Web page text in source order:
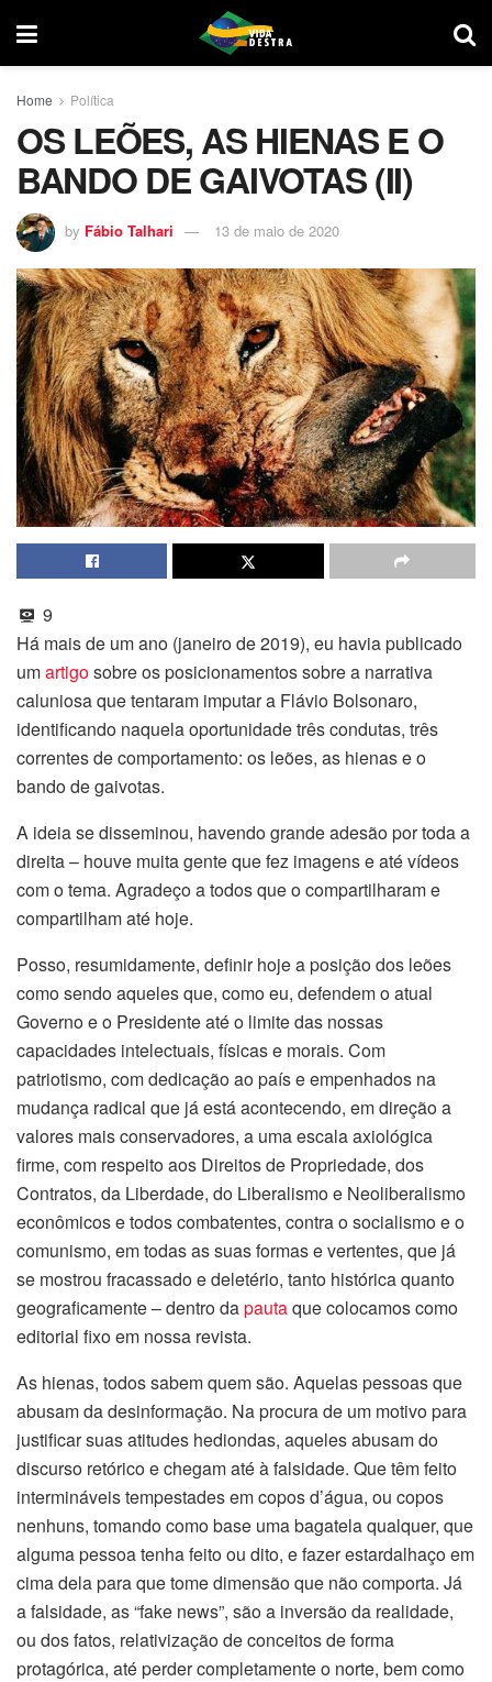
Home Política
OS LEÕES, AS HIENAS E O
BANDO DE GAIVOTAS (II)
by Fábio Talhari 13 de maio de 2020
9
Há mais de um ano (janeiro de 2019), eu havia publicado
umartigosobre os posicionamentos sobre a narrativa
caluniosa que tentaram imputar a Flávio Bolsonaro,
identificando naquela oportunidade três condutas, três
correntes de comportamento: os leões, as hienas e o
bando de gaivotas.
A ideia se disseminou, havendo grande adesão por toda a
direita – houve muita gente que fez imagens e até vídeos
com o tema. Agradeço a todos que o compartilharam e
compartilham até hoje.
Posso, resumidamente, definir hoje a posição dos leões
como sendo aqueles que, como eu, defendem o atual
Governo e o Presidente até o limite das nossas
capacidades intelectuais, físicas e morais. Com
patriotismo, com dedicação ao país e empenhados na
mudança radical que já está acontecendo, em direção a
valores mais conservadores, a uma escala axiológica
firme, com respeito aos Direitos de Propriedade, dos
Contratos, da Liberdade, do Liberalismo e Neoliberalismo
econômicos e todos combatentes, contra o socialismo e o
comunismo, em todas as suas formas e vertentes, que já
se mostrou fracassado e deletério, tanto histórica quanto
geograficamente – dentro dapautaque colocamos como
editorial fixo em nossa revista.
As hienas, todos sabem quem são. Aquelas pessoas que
abusam da desinformação. Na procura de um motivo para
justificar suas atitudes hediondas, aqueles abusam do
discurso retórico e chegam até à falsidade. Que têm feito
intermináveis tempestades em copos d’água, ou copos
nenhuns, tomando como base uma bagatela qualquer, que
alguma pessoa tenha feito ou dito, e fazer estardalhaço em
cima dela para que tome dimensão que não comporta. Já
a falsidade, as “fake news”, são a inversão da realidade,
ou dos fatos, relativização de conceitos de forma
protagórica, até perder completamente o norte, bem como